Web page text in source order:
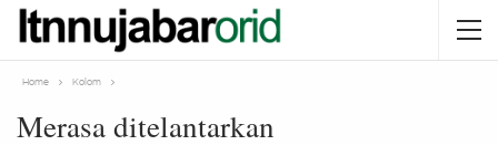
Home Kolom
Merasa ditelantarkan